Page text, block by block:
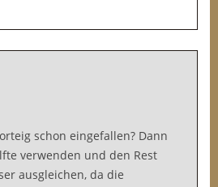
schon eingefallen? Dann
verwenden und den Rest
ausgleichen, da die